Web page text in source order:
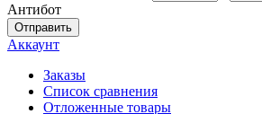
Антибот
Отправить
Аккаунт
Заказы
Список сравнения
Отложенные товары